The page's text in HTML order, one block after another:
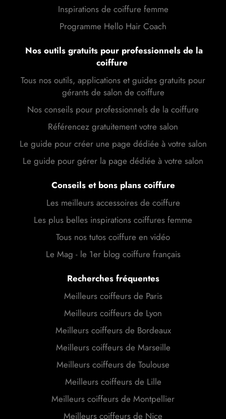
Inspirations de coiffure femme
Programme Hello Hair Coach
Nos outils gratuits pour professionnels de la
coiffure
Tous nos outils, applications et guides gratuits pour
gérants de salon de coiffure
Nos conseils pour professionnels de la coiffure
Référencez gratuitement votre salon
Le guide pour créer une page dédiée à votre salon
Le guide pour gérer la page dédiée à votre salon
Conseils et bons plans coiffure
Les meilleurs accessoires de coiffure
Les plus belles inspirations coiffures femme
Tous nos tutos coiffure en vidéo
Le Mag - le 1er blog coiffure français
Recherches fréquentes
Meilleurs coiffeurs de Paris
Meilleurs coiffeurs de Lyon
Meilleurs coiffeurs de Bordeaux
Meilleurs coiffeurs de Marseille
Meilleurs coiffeurs de Toulouse
Meilleurs coiffeurs de Lille
Meilleurs coiffeurs de Montpellier
Meilleurs coiffeurs de Nice